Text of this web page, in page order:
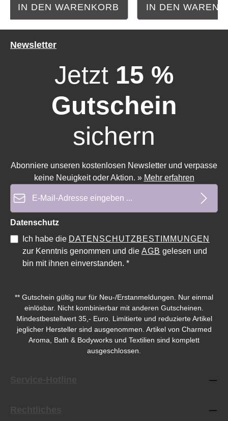
Durchschnittliche Bewertung von 0 von 5 Sternen
IN DEN WARENKORB
Durchschnittliche
IN DEN
Newsletter
Jetzt 15 %
Gutschein
sichern
Abonniere unseren kostenlosen Newsletter und verpasse
keine Neuigkeit oder Aktion. » Mehr erfahren
Datenschutz
Ich habe die DATENSCHUTZBESTIMMUNGEN
zur Kenntnis genommen und die AGB gelesen und
bin mit ihnen einverstanden. *
** Gutschein gültig nur für Neu-/Erstanmeldungen. Nur einmal
einlösbar. Nicht kombinierbar mit anderen Gutscheinen.
Mindestbestellwert 35,- Euro. Limitierte und reduzierte Artikel
jeglicher Hersteller sind ausgenommen. Artikel von Charmed
Aroma, Bath & Bodyworks und Textilien sind komplett
ausgeschlossen.